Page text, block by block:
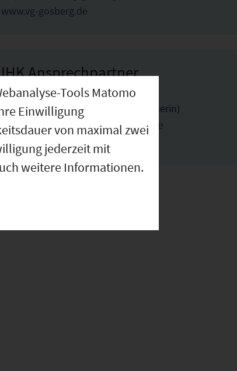
www.vg-gosberg.de
IHK Ansprechpartner
Sabine Ebensperger (Ansprechpartnerin)
ebensperger@bayreuth.ihk.de
0921886105
Tools Matomo
Einwilligung
von maximal zwei
jederzeit mit
weitere Informationen.